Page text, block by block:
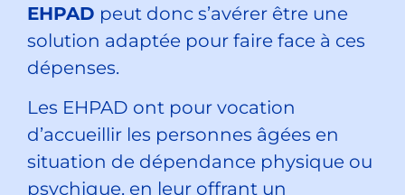
EHPAD peut donc s’avérer être une
solution adaptée pour faire face à ces
dépenses.
Les EHPAD ont pour vocation
d’accueillir les personnes âgées en
situation de dépendance physique ou
psychique, en leur offrant un